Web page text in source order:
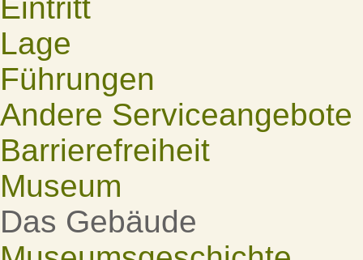
Eintritt
Lage
Führungen
Andere Serviceangebote
Barrierefreiheit
Museum
Das Gebäude